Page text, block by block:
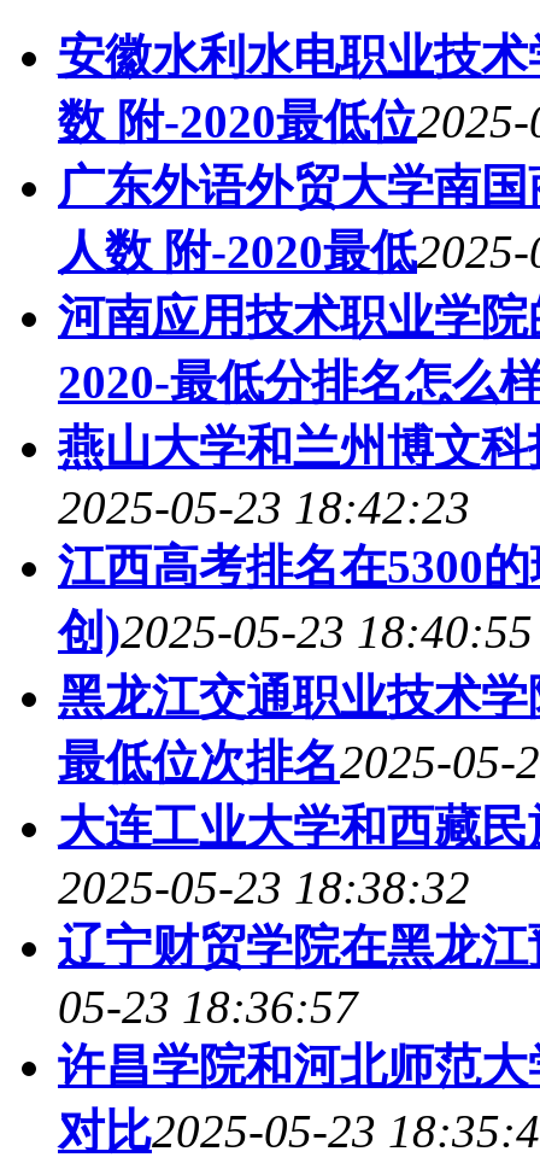
安徽水利水电职业技
数 附-2020最低位
广东外语外贸大学南
人数 附-2020最低
河南应用技术职业学
2020-最低分排名怎么
燕山大学和兰州博文
2025-05-23 18:42:23
江西高考排名在5300
创)2025-05-23 18:40:55
黑龙江交通职业技术
最低位次排名2025-05-
大连工业大学和西藏
2025-05-23 18:38:32
辽宁财贸学院在黑龙
05-23 18:36:57
许昌学院和河北师范
对比2025-05-23